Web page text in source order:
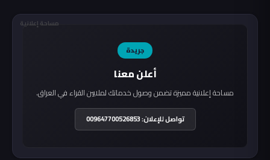
مساحة إعلانية
جريدة
أعلن معنا
مساحة إعلانية مميزة تضمن وصول خدماتك لملايين القراء في العراق.
تواصل للإعلان: 009647700526853